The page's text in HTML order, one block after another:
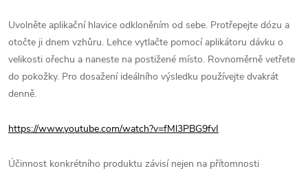
Uvolněte aplikační hlavice odkloněním od sebe. Protřepejte dózu a
otočte ji dnem vzhůru. Lehce vytlačte pomocí aplikátoru dávku o
velikosti ořechu a naneste na postižené místo. Rovnoměrně vetřete
do pokožky. Pro dosažení ideálního výsledku používejte dvakrát
denně.
https://www.youtube.com/watch?v=fMl3PBG9fvI
Účinnost konkrétního produktu závisí nejen na přítomnosti